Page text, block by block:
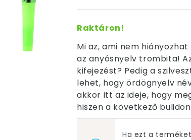
Raktáron!
Mi az, ami nem
az anyósnyelv trombita!
kifejezést? Pedig a
lehet, hogy ördögnyelv
akkor itt az ideje, hogy
hiszen a következő
Ha ezt a terméket